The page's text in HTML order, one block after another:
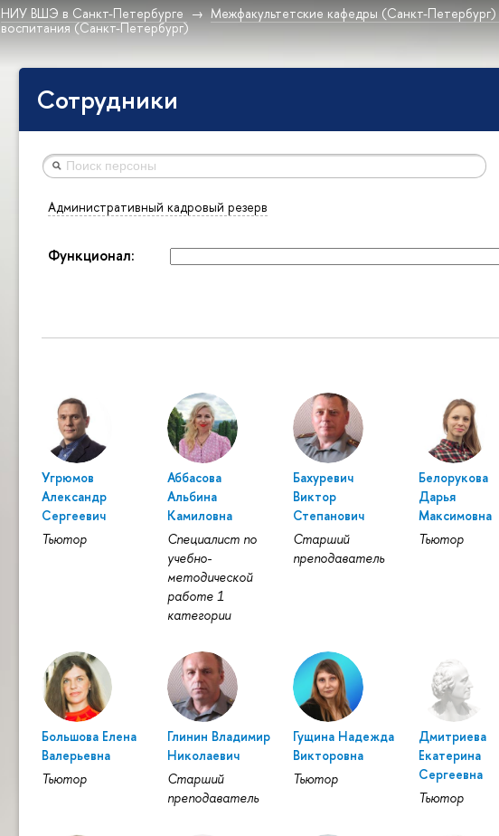
НИУ ВШЭ в Санкт-Петербурге Межфакультетские кафедры (Санкт-Петербург)
воспитания (Санкт-Петербург)
Сотрудники
Административный кадровый резерв
Функционал:
Угрюмов
Александр
Сергеевич
Тьютор
Аббасова
Альбина
Камиловна
Специалист по
учебно-
методической
работе 1
категории
Бахуревич
Виктор
Степанович
Старший
преподаватель
Белорукова
Дарья
Максимовна
Тьютор
Большова Елена
Валерьевна
Тьютор
Глинин Владимир
Николаевич
Старший
преподаватель
Гущина Надежда
Викторовна
Тьютор
Дмитриева
Екатерина
Сергеевна
Тьютор